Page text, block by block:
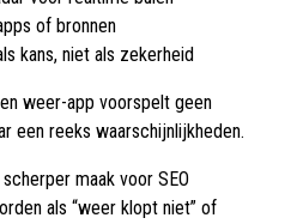
of bronnen
kans, niet als zekerheid
weer-app voorspelt geen
een reeks waarschijnlijkheden.
maak voor SEO
als “weer klopt niet” of